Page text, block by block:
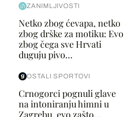
ZANIMLJIVOSTI
Netko zbog ćevapa, netko
zbog drške za motiku: Evo
zbog čega sve Hrvati
duguju pivo...
OSTALI SPORTOVI
Crnogorci pognuli glave
na intoniranju himni u
Zagrebu, evo zašto...